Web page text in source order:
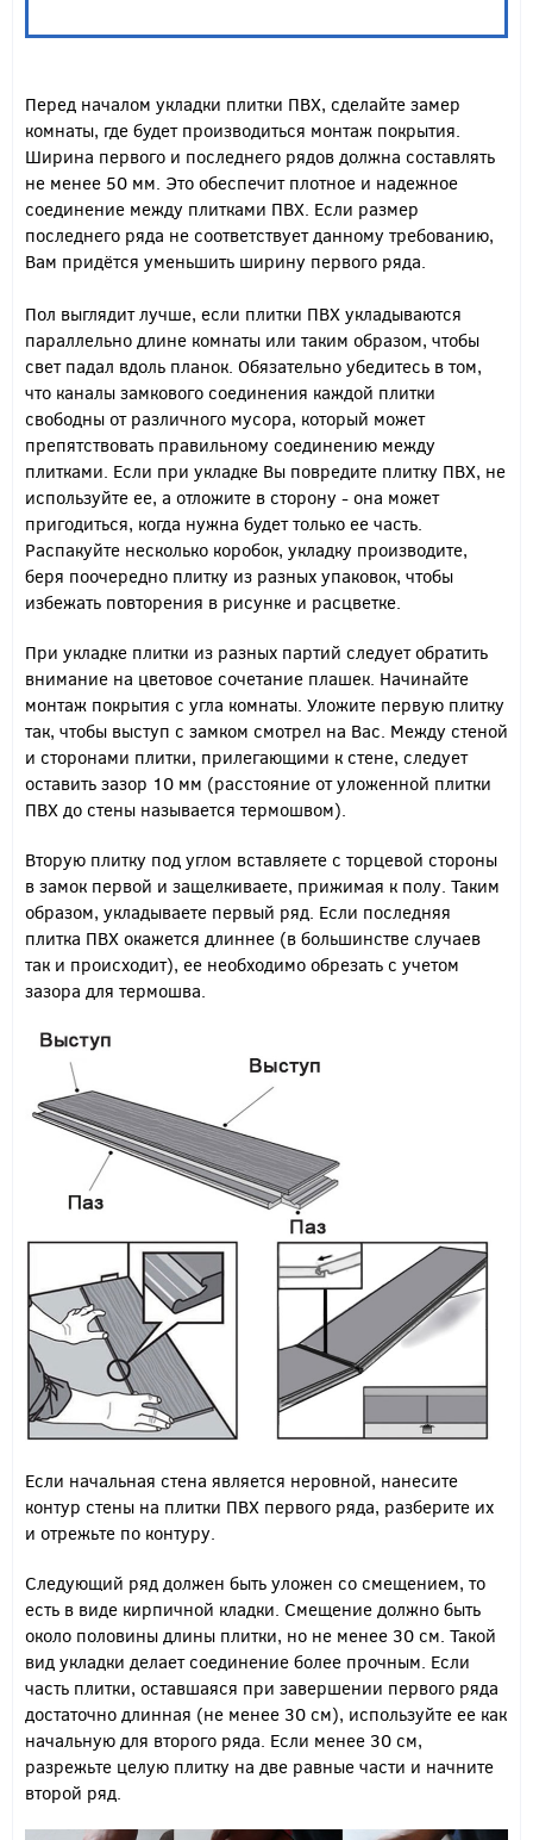
Перед началом укладки плитки ПВХ, сделайте замер
комнаты, где будет производиться монтаж покрытия.
Ширина первого и последнего рядов должна составлять
не менее 50 мм. Это обеспечит плотное и надежное
соединение между плитками ПВХ. Если размер
последнего ряда не соответствует данному требованию,
Вам придётся уменьшить ширину первого ряда.
Пол выглядит лучше, если плитки ПВХ укладываются
параллельно длине комнаты или таким образом, чтобы
свет падал вдоль планок. Обязательно убедитесь в том,
что каналы замкового соединения каждой плитки
свободны от различного мусора, который может
препятствовать правильному соединению между
плитками. Если при укладке Вы повредите плитку ПВХ, не
используйте ее, а отложите в сторону - она может
пригодиться, когда нужна будет только ее часть.
Распакуйте несколько коробок, укладку производите,
беря поочередно плитку из разных упаковок, чтобы
избежать повторения в рисунке и расцветке.
При укладке плитки из разных партий следует обратить
внимание на цветовое сочетание плашек. Начинайте
монтаж покрытия с угла комнаты. Уложите первую плитку
так, чтобы выступ с замком смотрел на Вас. Между стеной
и сторонами плитки, прилегающими к стене, следует
оставить зазор 10 мм (расстояние от уложенной плитки
ПВХ до стены называется термошвом).
Вторую плитку под углом вставляете с торцевой стороны
в замок первой и защелкиваете, прижимая к полу. Таким
образом, укладываете первый ряд. Если последняя
плитка ПВХ окажется длиннее (в большинстве случаев
так и происходит), ее необходимо обрезать с учетом
зазора для термошва.
Если начальная стена является неровной, нанесите
контур стены на плитки ПВХ первого ряда, разберите их
и отрежьте по контуру.
Следующий ряд должен быть уложен со смещением, то
есть в виде кирпичной кладки. Смещение должно быть
около половины длины плитки, но не менее 30 см. Такой
вид укладки делает соединение более прочным. Если
часть плитки, оставшаяся при завершении первого ряда
достаточно длинная (не менее 30 см), используйте ее как
начальную для второго ряда. Если менее 30 см,
разрежьте целую плитку на две равные части и начните
второй ряд.